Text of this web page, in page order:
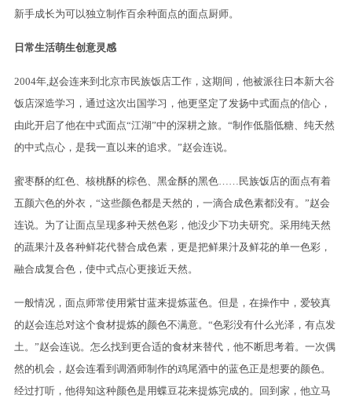
新手成长为可以独立制作百余种面点的面点厨师。
日常生活萌生创意灵感
2004年,赵会连来到北京市民族饭店工作，这期间，他被派往日本新大谷
饭店深造学习，通过这次出国学习，他更坚定了发扬中式面点的信心，
由此开启了他在中式面点“江湖”中的深耕之旅。“制作低脂低糖、纯天然
的中式点心，是我一直以来的追求。”赵会连说。
蜜枣酥的红色、核桃酥的棕色、黑金酥的黑色……民族饭店的面点有着
五颜六色的外衣，“这些颜色都是天然的，一滴合成色素都没有。”赵会
连说。为了让面点呈现多种天然色彩，他没少下功夫研究。采用纯天然
的蔬果汁及各种鲜花代替合成色素，更是把鲜果汁及鲜花的单一色彩，
融合成复合色，使中式点心更接近天然。
一般情况，面点师常使用紫甘蓝来提炼蓝色。但是，在操作中，爱较真
的赵会连总对这个食材提炼的颜色不满意。“色彩没有什么光泽，有点发
土。”赵会连说。怎么找到更合适的食材来替代，他不断思考着。一次偶
然的机会，赵会连看到调酒师制作的鸡尾酒中的蓝色正是想要的颜色。
经过打听，他得知这种颜色是用蝶豆花来提炼完成的。回到家，他立马